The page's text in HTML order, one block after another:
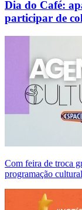
Dia do Café:
participar de
Com feira de troca
programação